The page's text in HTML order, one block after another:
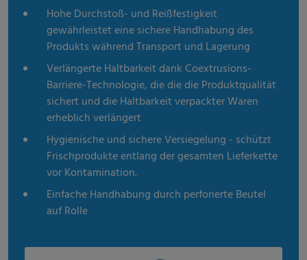
Hohe Durchstoß- und Reißfestigkeit
gewährleistet eine sichere Handhabung des
Produkts während Transport und Lagerung
Verlängerte Haltbarkeit dank Coextrusions-
Barriere-Technologie, die die die Produktqualität
sichert und die Haltbarkeit verpackter Waren
erheblich verlängert
Hygienische und sichere Versiegelung - schützt
Frischprodukte entlang der gesamten Lieferkette
vor Kontamination.
Einfache Handhabung durch perforierte Beutel
auf Rolle